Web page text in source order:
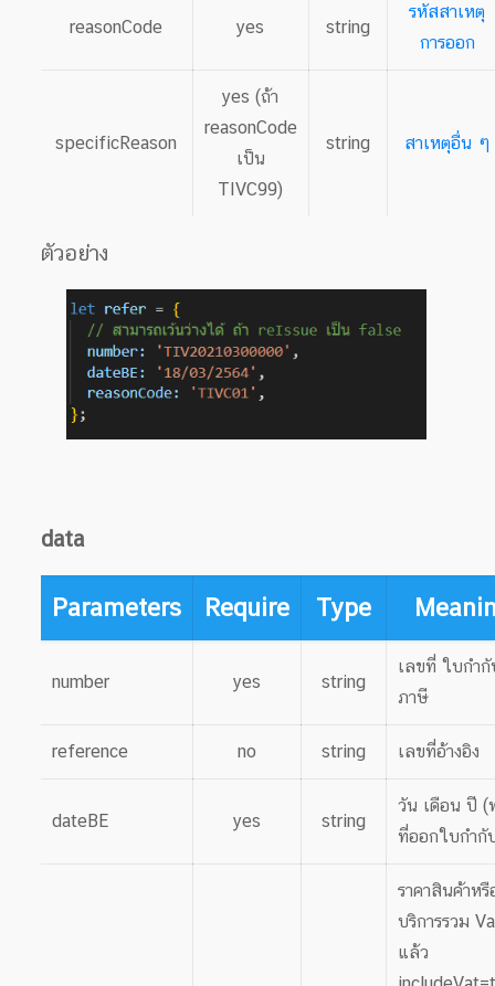
reasonCode yes string
รหัสสาเหตุ
การออก
specificReason
yes (ถ้า
reasonCode
เป็น
TIVC99)
string สาเหตุอื่น ๆ
ตัวอย่าง
data
Parameters Require Type
number yes string
เลขที่ ใบกำกั
ภาษี
reference no string เลขที่อ้างอิง
dateBE yes string
วัน เดือน ปี (
ที่ออกใบกำกั
ราคาสินค้าหรื
บริการรวม
แล้ว